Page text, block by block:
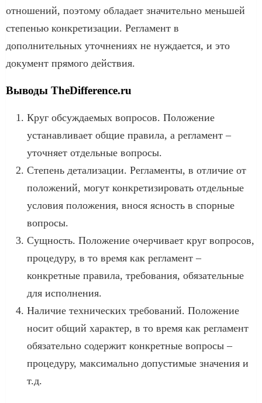
отношений, поэтому обладает значительно меньшей
степенью конкретизации. Регламент в
дополнительных уточнениях не нуждается, и это
документ прямого действия.
Выводы TheDifference.ru
Круг обсуждаемых вопросов. Положение
устанавливает общие правила, а регламент –
уточняет отдельные вопросы.
Степень детализации. Регламенты, в отличие от
положений, могут конкретизировать отдельные
условия положения, внося ясность в спорные
вопросы.
Сущность. Положение очерчивает круг вопросов,
процедуру, в то время как регламент –
конкретные правила, требования, обязательные
для исполнения.
Наличие технических требований. Положение
носит общий характер, в то время как регламент
обязательно содержит конкретные вопросы –
процедуру, максимально допустимые значения и
т.д.